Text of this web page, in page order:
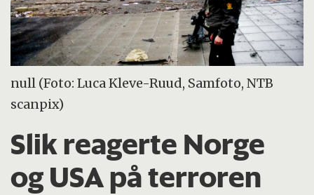
null (Foto: Luca Kleve-Ruud, Samfoto, NTB
scanpix)
Slik reagerte Norge
og USA på terroren